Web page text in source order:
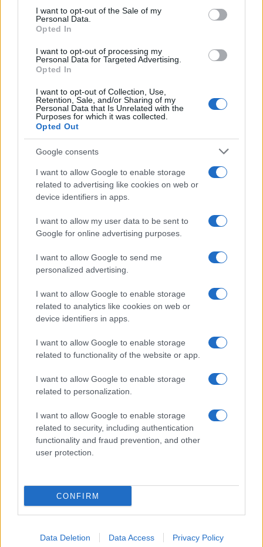
services and may gather and store information including but
not limited to your visit or usage behaviour. You may click to
grant or deny consent to Google and its third-party tags to
consent section.
I want to opt-out of the Sale of my
Personal Data.
Opted In
I want to opt-out of processing my
Personal Data for Targeted Advertising.
Opted In
I want to opt-out of Collection, Use,
Retention, Sale, and/or Sharing of my
Personal Data that Is Unrelated with the
Purposes for which it was collected.
Opted Out
Google consents
I want to allow Google to enable storage
related to advertising like cookies on web or
device identifiers in apps.
I want to allow my user data to be sent to
Google for online advertising purposes.
I want to allow Google to send me
personalized advertising.
I want to allow Google to enable storage
related to analytics like cookies on web or
device identifiers in apps.
I want to allow Google to enable storage
related to functionality of the website or app.
I want to allow Google to enable storage
related to personalization.
I want to allow Google to enable storage
related to security, including authentication
functionality and fraud prevention, and other
user protection.
CONFIRM
Data Deletion Data Access Privacy Policy